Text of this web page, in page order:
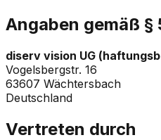
Angaben gemäß §
diserv vision UG
Vogelsbergstr. 16
63607 Wächtersbach
Deutschland
Vertreten durch